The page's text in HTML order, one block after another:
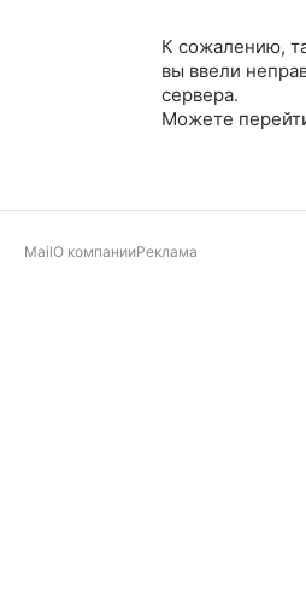
К сожалению,
вы ввели
сервера.
Можете
MailО компанииРеклама